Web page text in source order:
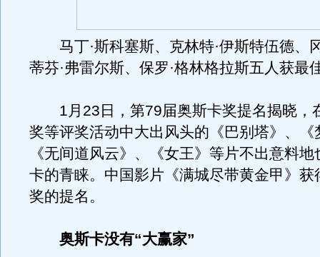
马丁·斯科塞斯、克林特·伊斯特伍德、
蒂芬·弗雷尔斯、保罗·格林格拉斯五人获最
1月23日，第79届奥斯卡奖提名揭晓，
奖等评奖活动中大出风头的《巴别塔》、《
《无间道风云》、《女王》等片不出意料
卡的青睐。中国影片《满城尽带黄金甲》获
奖的提名。
奥斯卡没有“大赢家”